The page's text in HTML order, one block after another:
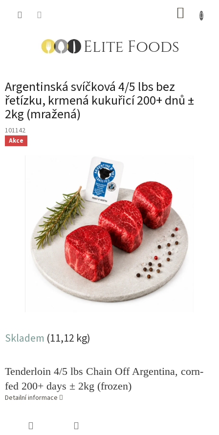
Argentinská svíčková 4/5 lbs bez
řetízku, krmená kukuřicí 200+ dnů ±
2kg (mražená)
101142
Akce
Skladem (11,12 kg)
Tenderloin 4/5 lbs Chain Off Argentina, corn-
fed 200+ days ± 2kg (frozen)
Detailní informace